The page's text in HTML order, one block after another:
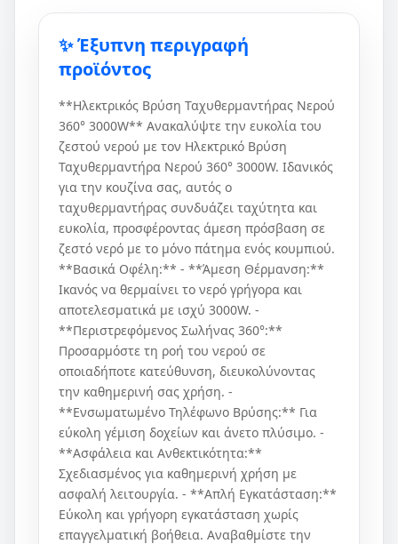
✨ Έξυπνη περιγραφή
προϊόντος
**Ηλεκτρικός Βρύση Ταχυθερμαντήρας Νερού
360° 3000W** Ανακαλύψτε την ευκολία του
ζεστού νερού με τον Ηλεκτρικό Βρύση
Ταχυθερμαντήρα Νερού 360° 3000W. Ιδανικός
για την κουζίνα σας, αυτός ο
ταχυθερμαντήρας συνδυάζει ταχύτητα και
ευκολία, προσφέροντας άμεση πρόσβαση σε
ζεστό νερό με το μόνο πάτημα ενός κουμπιού.
**Βασικά Οφέλη:** - **Άμεση Θέρμανση:**
Ικανός να θερμαίνει το νερό γρήγορα και
αποτελεσματικά με ισχύ 3000W. -
**Περιστρεφόμενος Σωλήνας 360°:**
Προσαρμόστε τη ροή του νερού σε
οποιαδήποτε κατεύθυνση, διευκολύνοντας
την καθημερινή σας χρήση. -
**Ενσωματωμένο Τηλέφωνο Βρύσης:** Για
εύκολη γέμιση δοχείων και άνετο πλύσιμο. -
**Ασφάλεια και Ανθεκτικότητα:**
Σχεδιασμένος για καθημερινή χρήση με
ασφαλή λειτουργία. - **Απλή Εγκατάσταση:**
Εύκολη και γρήγορη εγκατάσταση χωρίς
επαγγελματική βοήθεια. Αναβαθμίστε την